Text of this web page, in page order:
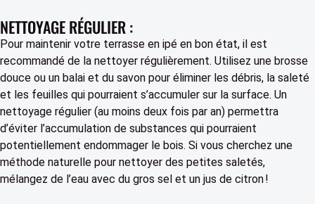
NETTOYAGE RÉGULIER :
Pour maintenir votre terrasse en ipé en bon état, il est
recommandé de la nettoyer régulièrement. Utilisez une brosse
douce ou un balai et du savon pour éliminer les débris, la saleté
et les feuilles qui pourraient s’accumuler sur la surface. Un
nettoyage régulier (au moins deux fois par an) permettra
d’éviter l’accumulation de substances qui pourraient
potentiellement endommager le bois. Si vous cherchez une
méthode naturelle pour nettoyer des petites saletés,
mélangez de l’eau avec du gros sel et un jus de citron !